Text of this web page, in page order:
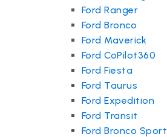
Ford Ranger
Ford Bronco
Ford Maverick
Ford CoPilot360
Ford Fiesta
Ford Taurus
Ford Expedition
Ford Transit
Ford Bronco Sport